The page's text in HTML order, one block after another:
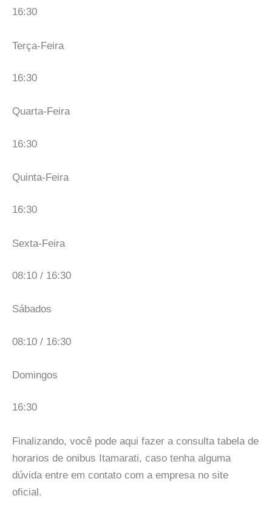
16:30
Terça-Feira
16:30
Quarta-Feira
16:30
Quinta-Feira
16:30
Sexta-Feira
08:10 / 16:30
Sábados
08:10 / 16:30
Domingos
16:30
Finalizando, você pode aqui fazer a consulta tabela de
horarios de onibus Itamarati, caso tenha alguma
dúvida entre em contato com a empresa no site
oficial.